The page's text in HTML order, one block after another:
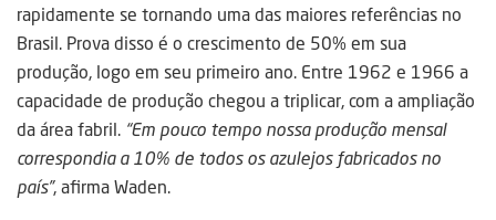
rapidamente se tornando uma das maiores referências no
Brasil. Prova disso é o crescimento de 50% em sua
produção, logo em seu primeiro ano. Entre 1962 e 1966 a
capacidade de produção chegou a triplicar, com a ampliação
da área fabril. “Em pouco tempo nossa produção mensal
correspondia a 10% de todos os azulejos fabricados no
país”, afirma Waden.